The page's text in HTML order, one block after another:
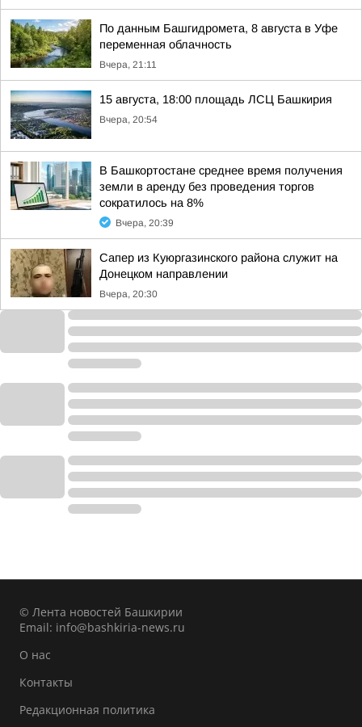
По данным Башгидромета, 8 августа в Уфе
переменная облачность
Вчера, 21:11
15 августа, 18:00 площадь ЛСЦ Башкирия
Вчера, 20:54
В Башкортостане среднее время получения
земли в аренду без проведения торгов
сократилось на 8%
Вчера, 20:39
Сапер из Куюргазинского района служит на
Донецком направлении
Вчера, 20:30
© Лента новостей Башкирии
Email: info@bashkiria-news.ru
О нас
Контакты
Редакционная политика